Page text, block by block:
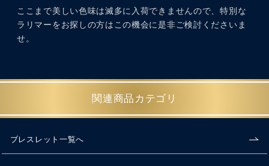
ここまで美しい色味は滅多に入荷できませんので、特別な
ラリマーをお探しの方はこの機会に是非ご検討くださいま
せ。
関連商品カテゴリ
ブレスレット一覧へ